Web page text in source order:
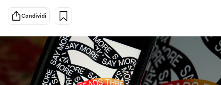
Sport
PODCAST
Condividi